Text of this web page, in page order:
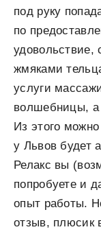
под руку
по
удовольствие,
жмяками
услуги
волшебницы, а
Из этого
у Львов будет
Релакс вы
попробуете и
опыт работы.
отзыв, плюсик